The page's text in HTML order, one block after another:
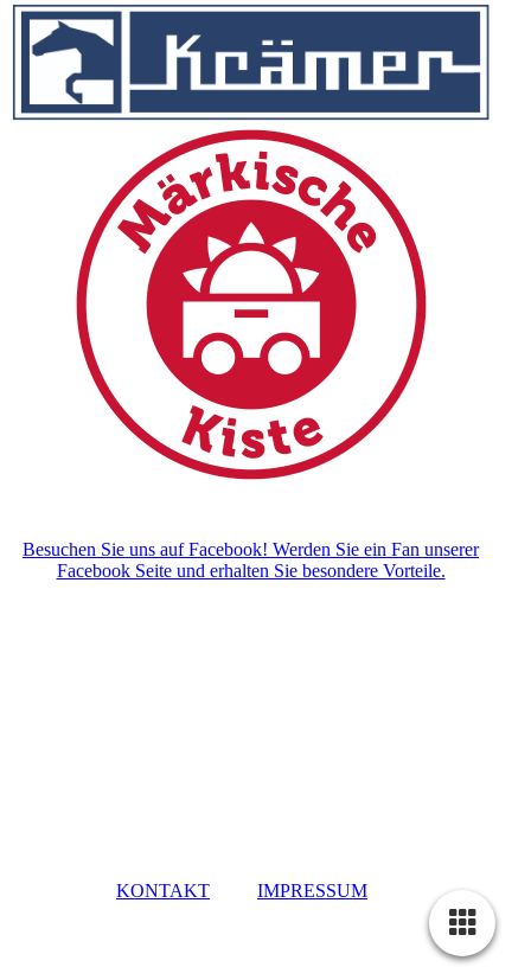
Besuchen Sie uns auf Facebook! Werden Sie ein Fan unserer
Facebook Seite und erhalten Sie besondere Vorteile.
KONTAKT IMPRESSUM